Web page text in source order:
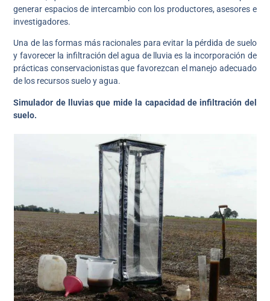
generar espacios de intercambio con los productores, asesores e
investigadores.
Una de las formas más racionales para evitar la pérdida de suelo
y favorecer la infiltración del agua de lluvia es la incorporación de
prácticas conservacionistas que favorezcan el manejo adecuado
de los recursos suelo y agua.
Simulador de lluvias que mide la capacidad de infiltración del
suelo.